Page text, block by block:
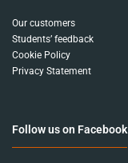
Our customers
Students’ feedback
Cookie Policy
Privacy Statement
Follow us on Facebook